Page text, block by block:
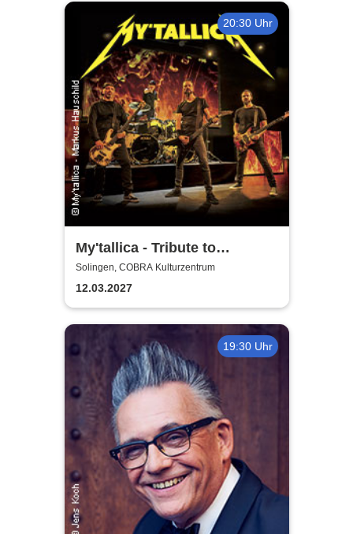
20:30 Uhr
My'tallica - Tribute to
Metallica
Solingen, COBRA Kulturzentrum
12.03.2027
19:30 Uhr